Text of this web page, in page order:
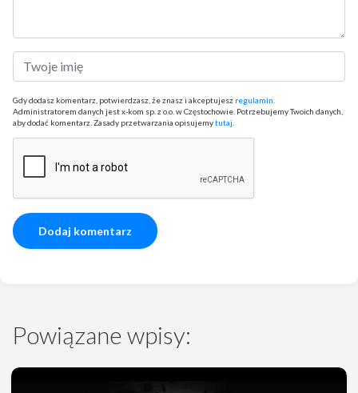
Gdy dodasz komentarz, potwierdzasz, że znasz i akceptujesz regulamin
Administratorem danych jest x-kom sp. z o.o. w Częstochowie. Potrzebujemy Twoich danych,
aby dodać komentarz. Zasady przetwarzania opisujemytutaj
Powiązane wpisy: